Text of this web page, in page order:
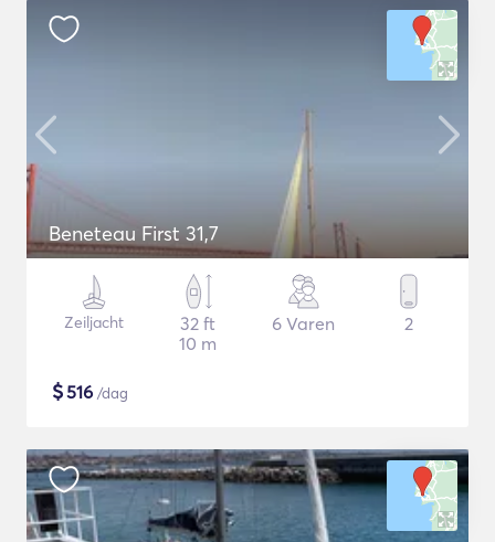
Beneteau First 31,7
Zeiljacht
32 ft
10 m
6 Varen 2
$516 /dag